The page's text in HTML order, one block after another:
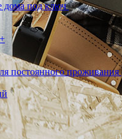
дома под ключ
постоянного проживания